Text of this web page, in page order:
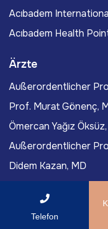
Acıbadem
Acıbadem Health
Ärzte
Außerordentlicher
Prof. Murat Gönenç,
Ömercan Yağız
Außerordentlicher
Didem Kazan, MD
Blog Posts
Wie Viel Kosten
Telefon